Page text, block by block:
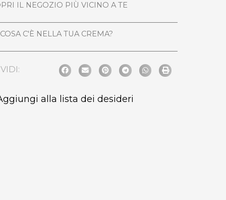
IL NEGOZIO PIÙ VICINO A TE
COSA C'È NELLA TUA CREMA?
alla lista dei desideri